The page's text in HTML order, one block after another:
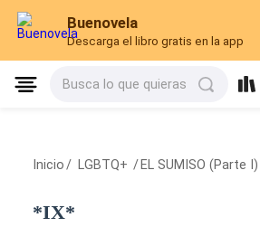
Buenovela
Descarga el libro gratis en la app
Busca lo que quieras
Inicio / LGBTQ+ / EL SUMISO (Parte I)
*IX*